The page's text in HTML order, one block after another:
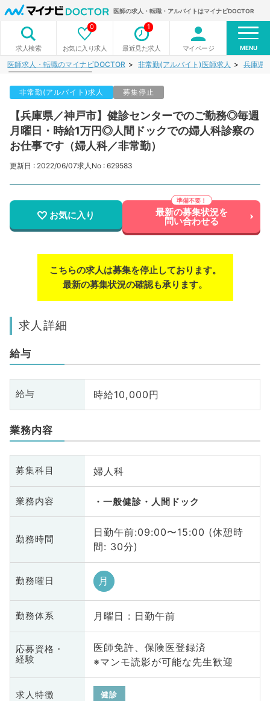
医師の求人・転職・アルバイトはマイナビDOCTOR
求人検索 お気に入り求人
0
最近見た求人
1
マイページ MENU
医師求人・転職のマイナビDOCTOR 非常勤(アルバイト)医師求人 兵庫県
非常勤(アルバイト)求人 募集停止
【兵庫県／神戸市】健診センターでのご勤務◎毎週
月曜日・時給1万円◎人間ドックでの婦人科診察の
お仕事です（婦人科／非常勤）
更新日 : 2022/06/07求人No : 629583
お気に入り 最新の募集状況を
問い合わせる
こちらの求人は募集を停止しております。
最新の募集状況の確認も承ります。
求人詳細
給与
給与 時給10,000円
業務内容
募集科目 婦人科
業務内容 一般健診・人間ドック
勤務時間
日勤午前:09:00〜15:00 (休憩時
間: 30分)
勤務曜日 月
勤務体系 月曜日 : 日勤午前
応募資格・
経験
医師免許、保険医登録済
※マンモ読影が可能な先生歓迎
求人特徴 健診